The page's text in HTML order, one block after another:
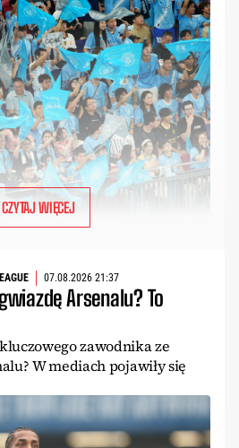
CZYTAJ WIĘCEJ
07.08.2026 21:37
Arsenalu? To
zawodnika ze
W mediach pojawiły się